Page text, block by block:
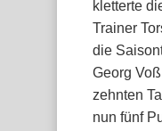
kletterte
Trainer
die
Georg
zehnten
nun fünf